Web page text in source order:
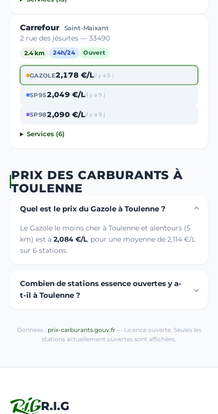
Carrefour Saint-Maixant
2 rue des jésuites — 33490
2.4 km 24h/24 Ouvert
GAZOLE2,178 €/Lil y a 5 j
SP952,049 €/Lil y a 9 j
SP982,090 €/Lil y a 9 j
Services (6)
PRIX DES CARBURANTS À
TOULENNE
Quel est le prix du Gazole à Toulenne ?
Le Gazole le moins cher à Toulenne et alentours (5
km) est à 2,084 €/L, pour une moyenne de 2,114 €/L
sur 6 stations.
Combien de stations essence ouvertes y a-
t-il à Toulenne ?
Données : prix-carburants.gouv.fr— Licence ouverte. Seules les
stations actuellement ouvertes sont affichées.
R.I.G